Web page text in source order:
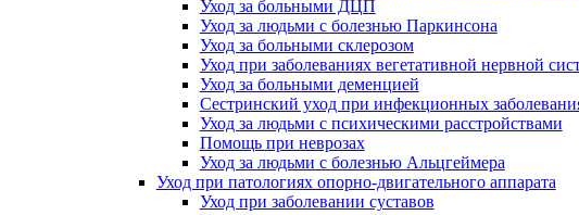
Уход за больными ДЦП
Уход за людьми с болезнью Паркинсона
Уход за больными склерозом
Уход при заболеваниях вегетативной нервной
Уход за больными деменцией
Сестринский уход при инфекционных
Уход за людьми с психическими расстройствами
Помощь при неврозах
Уход за людьми с болезнью Альцгеймера
Уход при патологиях опорно-двигательного аппарата
Уход при заболевании суставов